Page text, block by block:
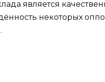
является
некоторых